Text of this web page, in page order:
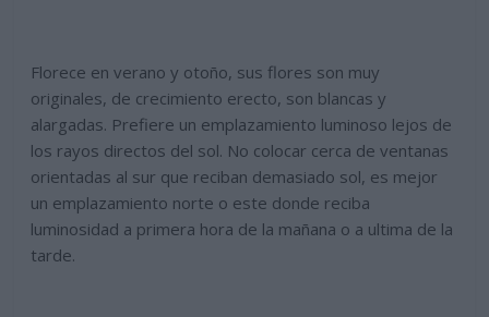
Florece en verano y otoño, sus flores son muy
originales, de crecimiento erecto, son blancas y
alargadas. Prefiere un emplazamiento luminoso lejos de
los rayos directos del sol. No colocar cerca de ventanas
orientadas al sur que reciban demasiado sol, es mejor
un emplazamiento norte o este donde reciba
luminosidad a primera hora de la mañana o a ultima de la
tarde.